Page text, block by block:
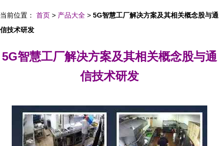
当前位置： 首页 > 产品大全 > 5G智慧工厂解决方案及其相关概念股与通
信技术研发
5G智慧工厂解决方案及其相关概念股与通
信技术研发